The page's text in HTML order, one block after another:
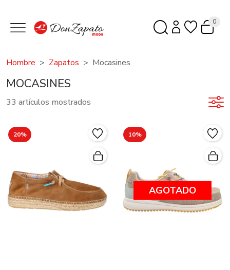
0
Hombre Zapatos Mocasines
MOCASINES
33 artículos mostrados
20% 10%
AGOTADO